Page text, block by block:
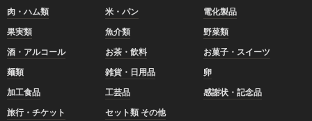
肉・ハム類 米・パン
電化製品
果実類
魚介類
野菜類
酒・アルコール
お茶・飲料
お菓子・スイーツ
麺類
雑貨・日用品
卵
加工食品
工芸品
感謝状・記念品
旅行・チケット
セット類 その他